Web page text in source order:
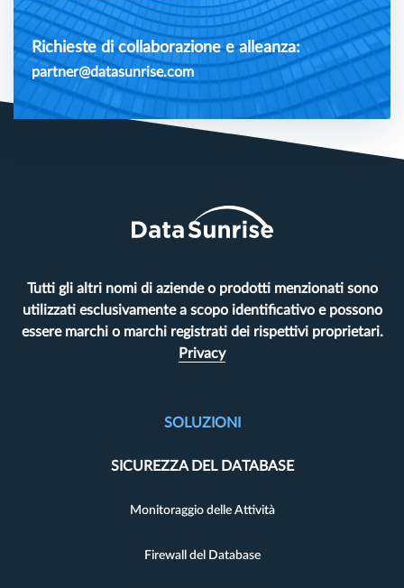
Richieste di collaborazione e alleanza:
partner@datasunrise.com
Tutti gli altri nomi di aziende o prodotti menzionati sono
utilizzati esclusivamente a scopo identificativo e possono
essere marchi o marchi registrati dei rispettivi proprietari.
Privacy
SOLUZIONI
SICUREZZA DEL DATABASE
Monitoraggio delle Attività
Firewall del Database